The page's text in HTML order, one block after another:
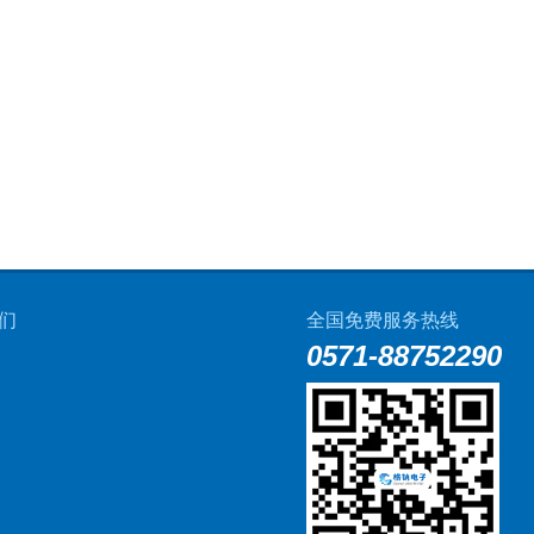
全国免费服务热线
0571-88752290